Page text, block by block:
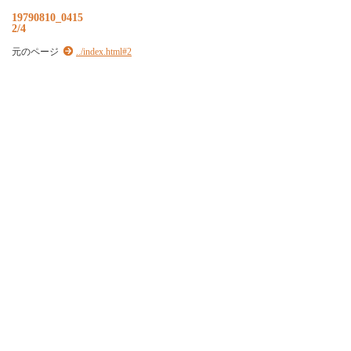
19790810_0415
2/4
元のページ ../index.html#2